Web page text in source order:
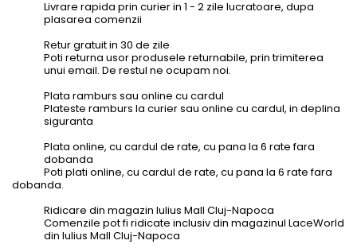
Livrare rapida prin curier in 1 - 2 zile lucratoare, dupa
plasarea comenzii
Retur gratuit in 30 de zile
Poti returna usor produsele returnabile, prin trimiterea
unui email. De restul ne ocupam noi.
Plata ramburs sau online cu cardul
Plateste ramburs la curier sau online cu cardul, in deplina
siguranta
Plata online, cu cardul de rate, cu pana la 6 rate fara
dobanda
Poti plati online, cu cardul de rate, cu pana la 6 rate fara
dobanda.
Ridicare din magazin Iulius Mall Cluj-Napoca
Comenzile pot fi ridicate inclusiv din magazinul LaceWorld
din Iulius Mall Cluj-Napoca